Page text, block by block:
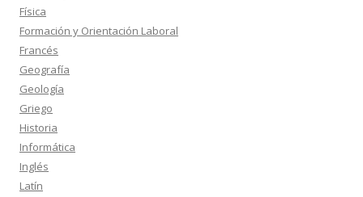
Física
Formación y Orientación Laboral
Francés
Geografía
Geología
Griego
Historia
Informática
Inglés
Latín